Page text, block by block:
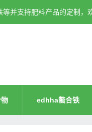
并支持肥料产品的定制，
edhha螯合铁